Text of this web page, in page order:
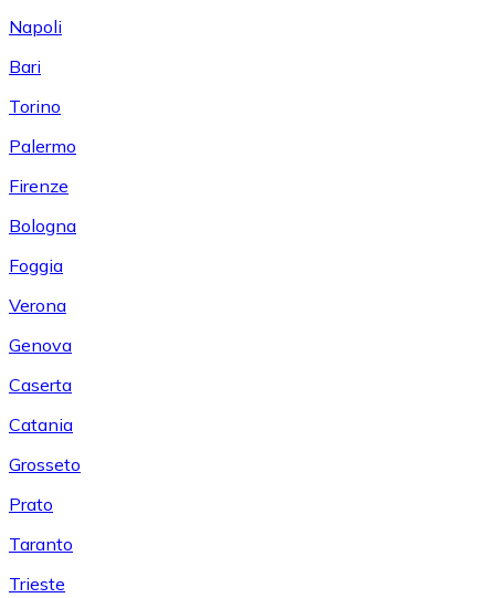
Napoli
Bari
Torino
Palermo
Firenze
Bologna
Foggia
Verona
Genova
Caserta
Catania
Grosseto
Prato
Taranto
Trieste